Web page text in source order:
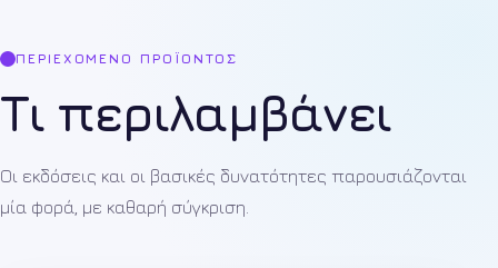
ΠΕΡΙΕΧΌΜΕΝΟ ΠΡΟΪΌΝΤΟΣ
Τι περιλαμβάνει
Οι εκδόσεις και οι βασικές δυνατότητες παρουσιάζονται
μία φορά, με καθαρή σύγκριση.